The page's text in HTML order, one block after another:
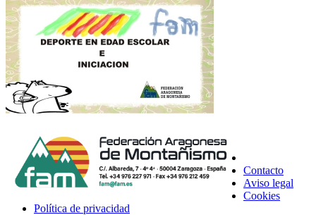
Contacto
Aviso legal
Cookies
Política de privacidad